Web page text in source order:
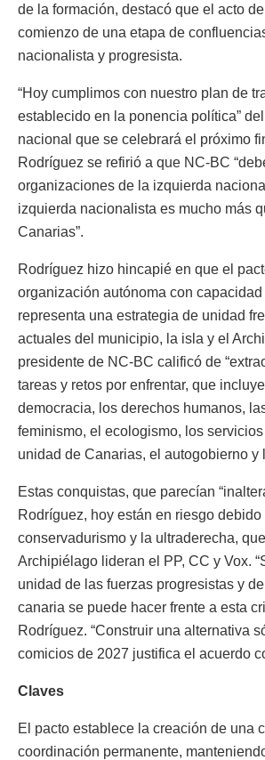
de la formación, destacó que el acto
comienzo de una etapa de
nacionalista y progresista.
“Hoy cumplimos con nuestro plan de
establecido en la ponencia política”
nacional que se celebrará el próximo
Rodríguez se refirió a que NC-BC
organizaciones de la izquierda
izquierda nacionalista es mucho más
Canarias”.
Rodríguez hizo hincapié en que el
organización autónoma con
representa una estrategia de unidad
actuales del municipio, la isla y el
presidente de NC-BC calificó de
tareas y retos por enfrentar, que
democracia, los derechos humanos,
feminismo, el ecologismo, los
unidad de Canarias, el autogobierno y
Estas conquistas, que parecían
Rodríguez, hoy están en riesgo debido
conservadurismo y la ultraderecha,
Archipiélago lideran el PP, CC y Vox.
unidad de las fuerzas progresistas y
canaria se puede hacer frente a esta
Rodríguez. “Construir una alternativa
comicios de 2027 justifica el acuerdo
Claves
El pacto establece la creación de una
coordinación permanente,